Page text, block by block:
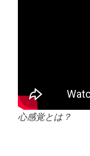
心感覚とは？